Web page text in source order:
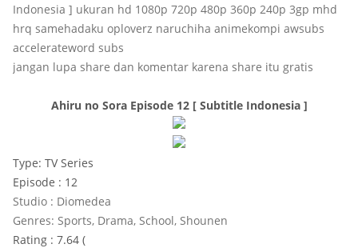
Indonesia ] ukuran hd 1080p 720p 480p 360p 240p 3gp mhd
hrq samehadaku oploverz naruchiha animekompi awsubs
accelerateword subs
jangan lupa share dan komentar karena share itu gratis
Ahiru no Sora Episode 12 [ Subtitle Indonesia ]
Type: TV Series
Episode : 12
Studio : Diomedea
Genres: Sports, Drama, School, Shounen
Rating : 7.64 (